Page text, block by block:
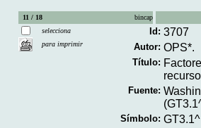
11 / 18
bincap
selecciona
para imprimir
Id: 3707
Autor: OPS*.
Título:
Fuente:
Símbolo: